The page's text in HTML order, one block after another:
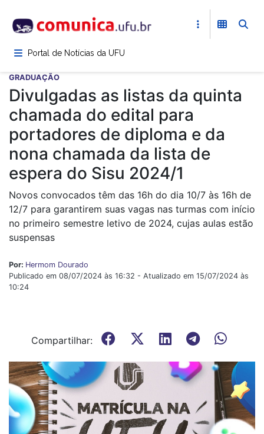
para
conteúdoPortal de Notícias da UFU
GRADUAÇÃO
Divulgadas as listas da quinta
chamada do edital para
portadores de diploma e da
nona chamada da lista de
espera do Sisu 2024/1
Novos convocados têm das 16h do dia 10/7 às 16h de
12/7 para garantirem suas vagas nas turmas com início
no primeiro semestre letivo de 2024, cujas aulas estão
suspensas
Por: Hermom Dourado
Publicado em 08/07/2024 às 16:32 - Atualizado em 15/07/2024 às
10:24
Compartilhar: